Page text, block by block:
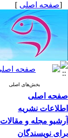
[صفحه اصلی ]
بخش‌های اصلی
صفحه اصلی
اطلاعات نشریه
آرشیو مجله و مقالات
برای نویسندگان